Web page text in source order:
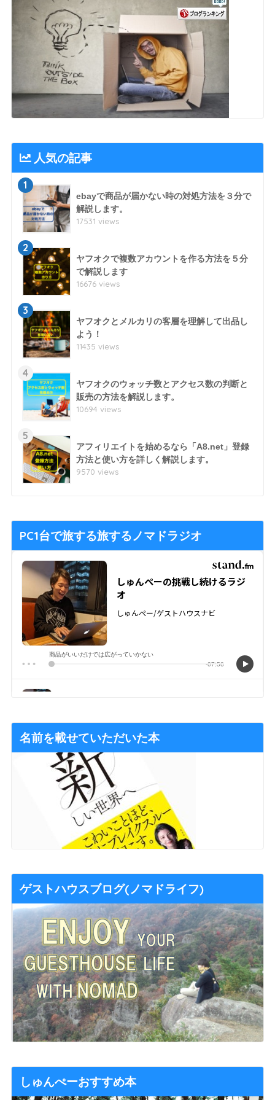
人気の記事
1
ebayで商品が届かない時の対処方法を３分で
解説します。
17531 views
2
ヤフオクで複数アカウントを作る方法を５分
で解説します
16676 views
3
ヤフオクとメルカリの客層を理解して出品し
よう！
11435 views
4
ヤフオクのウォッチ数とアクセス数の判断と
販売の方法を解説します。
10694 views
5
アフィリエイトを始めるなら「A8.net」登録
方法と使い方を詳しく解説します。
9570 views
PC1台で旅する旅するノマドラジオ
名前を載せていただいた本
ゲストハウスブログ(ノマドライフ)
しゅんぺーおすすめ本